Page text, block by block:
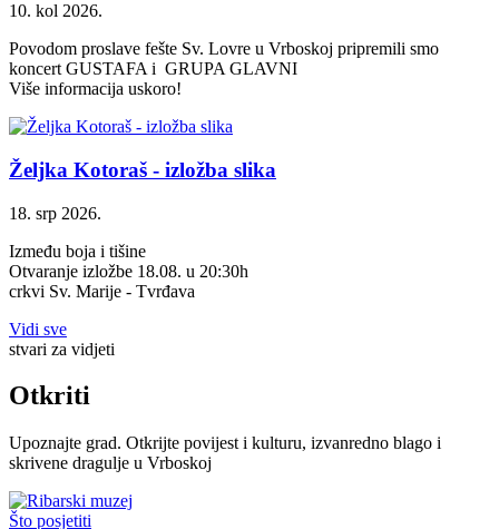
10. kol 2026.
Povodom proslave fešte Sv. Lovre u Vrboskoj pripremili smo
koncert GUSTAFA i GRUPA GLAVNI
Više informacija uskoro!
Željka Kotoraš - izložba slika
18. srp 2026.
Između boja i tišine
Otvaranje izložbe 18.08. u 20:30h
crkvi Sv. Marije - Tvrđava
Vidi sve
stvari za vidjeti
Otkriti
Upoznajte grad. Otkrijte povijest i kulturu, izvanredno blago i
skrivene dragulje u Vrboskoj
Što posjetiti